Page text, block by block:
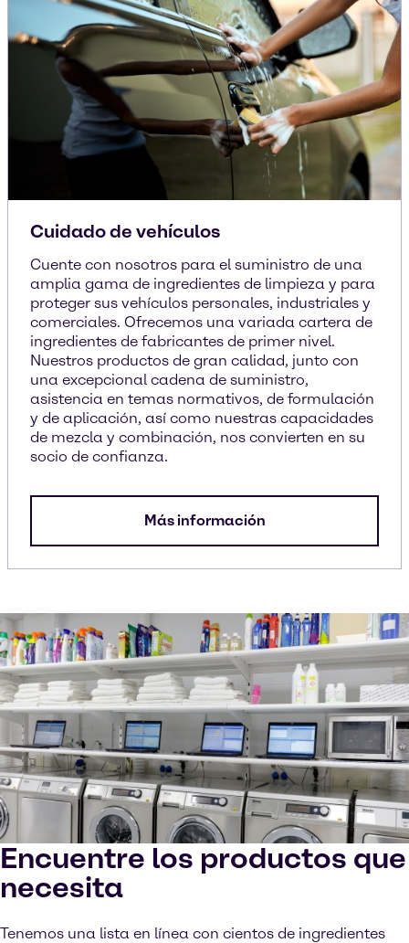
Cuidado de vehículos
Cuente con nosotros para el suministro de una
amplia gama de ingredientes de limpieza y para
proteger sus vehículos personales, industriales y
comerciales. Ofrecemos una variada cartera de
ingredientes de fabricantes de primer nivel.
Nuestros productos de gran calidad, junto con
una excepcional cadena de suministro,
asistencia en temas normativos, de formulación
y de aplicación, así como nuestras capacidades
de mezcla y combinación, nos convierten en su
socio de confianza.
Más información
Encuentre los productos que
necesita
Tenemos una lista en línea con cientos de ingredientes